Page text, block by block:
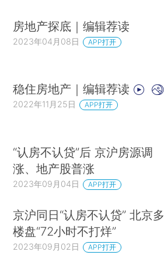
房地产探底｜编辑荐读
2023年04月08日 APP打开
稳住房地产｜编辑荐读
2022年11月25日 APP打开
“认房不认贷”后 京沪房源调
涨、地产股普涨
2023年09月04日 APP打开
京沪同日“认房不认贷” 北京多
楼盘“72小时不打烊”
2023年09月02日 APP打开